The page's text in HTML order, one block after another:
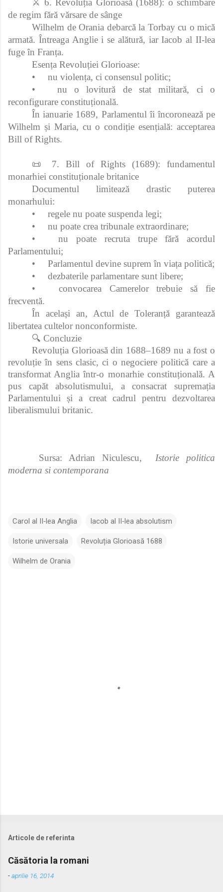
⚔ 6. Revoluția Glorioasă (1688): o schimbare
de regim fără vărsare de sânge
Wilhelm de Orania debarcă la Torbay cu o mică
armată. Întreaga Anglie i se alătură, iar Iacob al II‑lea
fuge în Franța.
Esența Revoluției Glorioase:
•
nu violența, ci consensul politic;
•
nu o lovitură de stat militară, ci o
reconfigurare constituțională.
În ianuarie 1689, Parlamentul îi încoronează pe
Wilhelm și Maria, cu o condiție esențială: acceptarea
Bill of Rights.
📜 7. Bill of Rights (1689): fundamentul
monarhiei constituționale britanice
Documentul limitează drastic puterea
monarhului:
•
regele nu poate suspenda legi;
•
nu poate crea tribunale extraordinare;
•
nu poate recruta trupe fără acordul
Parlamentului;
•
Parlamentul devine suprem în viața politică;
•
dezbaterile parlamentare sunt libere;
•
convocarea Camerelor trebuie să fie
frecventă.
În același an, Actul de Toleranță garantează
libertatea cultelor nonconformiste.
🔍 Concluzie
Revoluția Glorioasă din 1688–1689 nu a fost o
revoluție în sens clasic, ci o negociere politică care a
transformat Anglia într-o monarhie constituțională. A
pus capăt absolutismului, a consacrat supremația
Parlamentului și a creat cadrul pentru dezvoltarea
liberalismului britanic.
Sursa: Adrian Niculescu, Istorie politica
moderna si contemporana
Carol al II‑lea Anglia Iacob al II‑lea absolutism
Istorie universala Revoluția Glorioasă 1688
Wilhelm de Orania
Articole de referinta
Căsătoria la romani
-aprilie 16, 2014